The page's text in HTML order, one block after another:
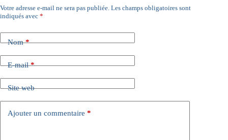
Votre adresse e-mail ne sera pas publiée. Les champs obligatoires sont
indiqués avec *
Nom*
E-mail*
Site web
Ajouter un commentaire *